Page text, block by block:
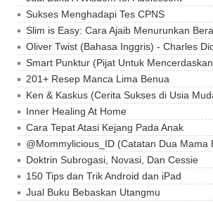
Sukses Menghadapi Tes CPNS
Slim is Easy: Cara Ajaib Menurunkan
Oliver Twist (Bahasa Inggris) - Charles
Smart Punktur (Pijat Untuk
201+ Resep Manca Lima Benua
Ken & Kaskus (Cerita Sukses di Usia
Inner Healing At Home
Cara Tepat Atasi Kejang Pada Anak
@Mommylicious_ID (Catatan Dua Mama
Doktrin Subrogasi, Novasi, Dan Cessie
150 Tips dan Trik Android dan iPad
Jual Buku Bebaskan Utangmu